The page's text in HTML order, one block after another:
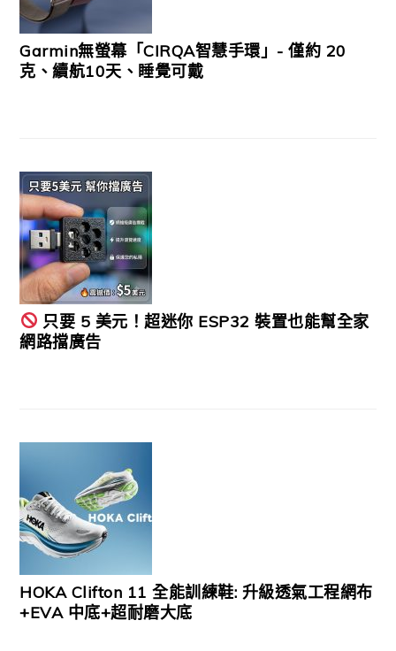
Garmin無螢幕「CIRQA智慧手環」- 僅約 20
克、續航10天、睡覺可戴
只要 5 美元！超迷你 ESP32 裝置也能幫全家
網路擋廣告
HOKA Clifton 11 全能訓練鞋: 升級透氣工程網布
+EVA 中底+超耐磨大底